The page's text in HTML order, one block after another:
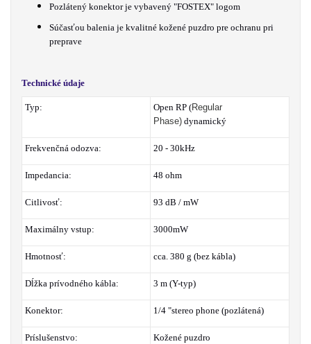
Pozlátený konektor je vybavený "FOSTEX" logom
Súčasťou balenia je kvalitné kožené puzdro pre ochranu pri
preprave
Technické údaje
Typ: Open RP (Regular
Phase) dynamický
Frekvenčná odozva: 20 - 30kHz
Impedancia: 48 ohm
Citlivosť: 93 dB / mW
Maximálny vstup: 3000mW
Hmotnosť: cca. 380 g (bez kábla)
Dĺžka prívodného kábla: 3 m (Y-typ)
Konektor: 1/4 "stereo phone (pozlátená)
Príslušenstvo: Kožené puzdro